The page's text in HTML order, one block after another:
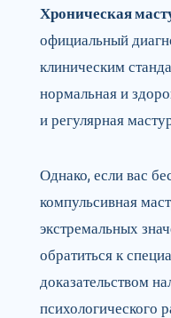
Хроническая
официальный
клиническим
нормальная и
и регулярная
Однако, если вас
компульсивная
экстремальных
обратиться к
доказательством
психологического